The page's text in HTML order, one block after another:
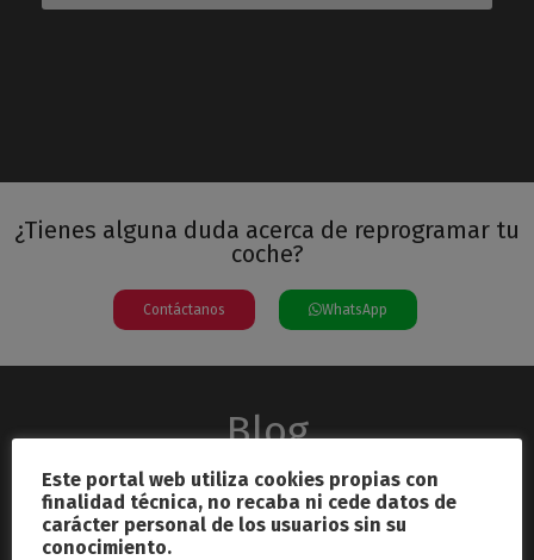
¿Tienes alguna duda acerca de reprogramar tu
coche?
Contáctanos WhatsApp
Blog
Este portal web utiliza cookies propias con
finalidad técnica, no recaba ni cede datos de
carácter personal de los usuarios sin su
conocimiento.